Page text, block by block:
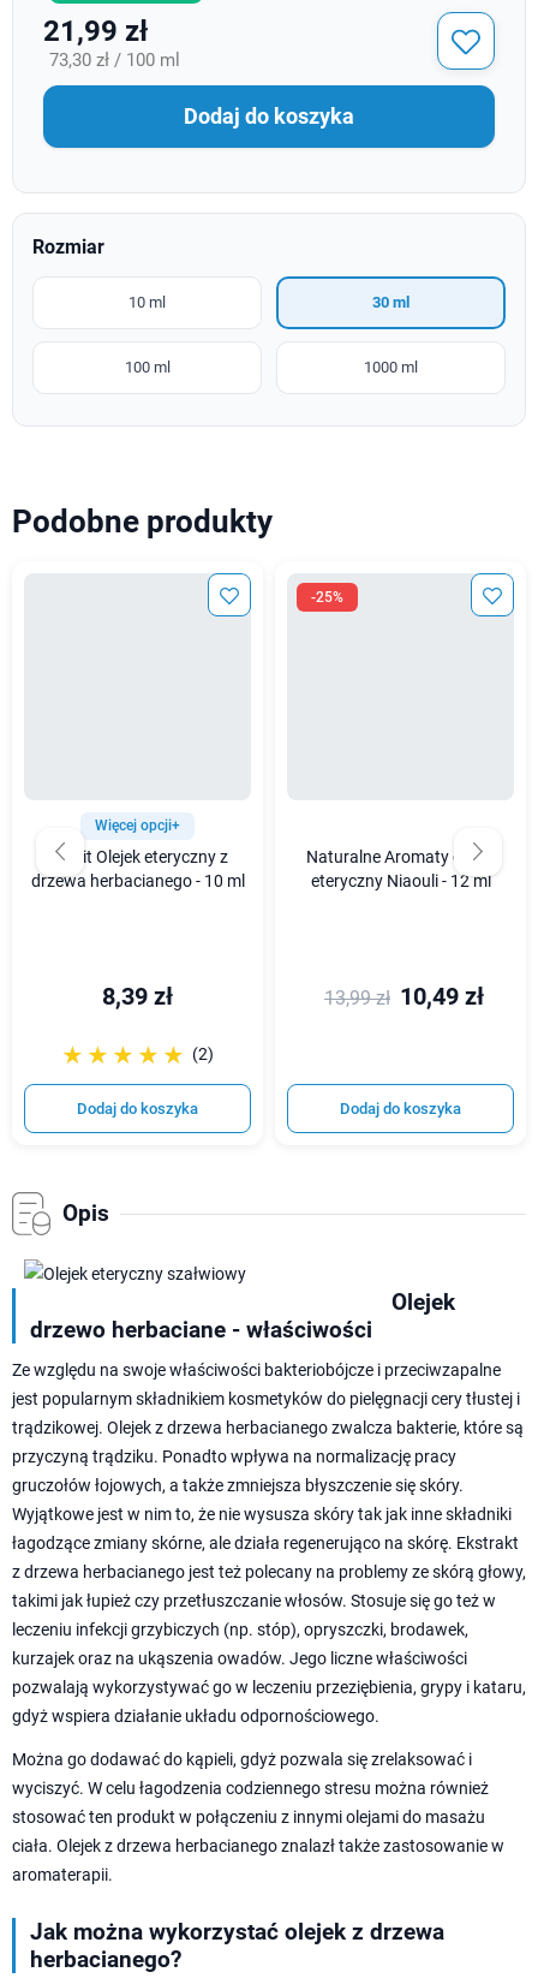
21,99 zł
73,30 zł / 100 ml
Dodaj do koszyka
Rozmiar
10 ml 30 ml
100 ml 1000 ml
Podobne produkty
Więcej opcji+
Bilovit Olejek eteryczny z
drzewa herbacianego - 10 ml
8,39 zł
☆☆☆☆☆
★★★★★ (2)
Dodaj do koszyka
-25%
Naturalne Aromaty olejek
eteryczny Niaouli - 12 ml
13,99 zł 10,49 zł
Dodaj do koszyka
Opis
Olejek
drzewo herbaciane - właściwości
Ze względu na swoje właściwości bakteriobójcze i przeciwzapalne
jest popularnym składnikiem kosmetyków do pielęgnacji cery tłustej i
trądzikowej. Olejek z drzewa herbacianego zwalcza bakterie, które są
przyczyną trądziku. Ponadto wpływa na normalizację pracy
gruczołów łojowych, a także zmniejsza błyszczenie się skóry.
Wyjątkowe jest w nim to, że nie wysusza skóry tak jak inne składniki
łagodzące zmiany skórne, ale działa regenerująco na skórę. Ekstrakt
z drzewa herbacianego jest też polecany na problemy ze skórą głowy,
takimi jak łupież czy przetłuszczanie włosów. Stosuje się go też w
leczeniu infekcji grzybiczych (np. stóp), opryszczki, brodawek,
kurzajek oraz na ukąszenia owadów. Jego liczne właściwości
pozwalają wykorzystywać go w leczeniu przeziębienia, grypy i kataru,
gdyż wspiera działanie układu odpornościowego.
Można go dodawać do kąpieli, gdyż pozwala się zrelaksować i
wyciszyć. W celu łagodzenia codziennego stresu można również
stosować ten produkt w połączeniu z innymi olejami do masażu
ciała. Olejek z drzewa herbacianego znalazł także zastosowanie w
aromaterapii.
Jak można wykorzystać olejek z drzewa
herbacianego?